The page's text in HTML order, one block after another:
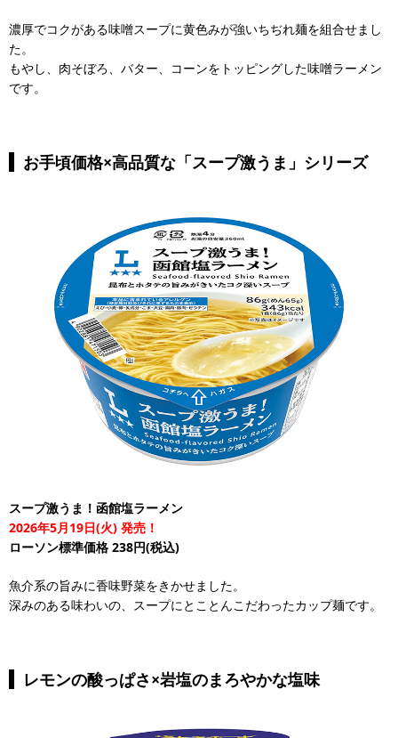
濃厚でコクがある味噌スープに黄色みが強いちぢれ麺を組合せまし
た。
もやし、肉そぼろ、バター、コーンをトッピングした味噌ラーメン
です。
お手頃価格×高品質な「スープ激うま」シリーズ
スープ激うま！函館塩ラーメン
2026年5月19日(火) 発売！
ローソン標準価格 238円(税込)
魚介系の旨みに香味野菜をきかせました。
深みのある味わいの、スープにとことんこだわったカップ麺です。
レモンの酸っぱさ×岩塩のまろやかな塩味